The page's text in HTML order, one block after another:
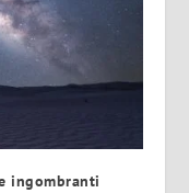
ingombranti